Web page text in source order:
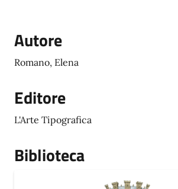
Autore
Romano, Elena
Editore
L'Arte Tipografica
Biblioteca